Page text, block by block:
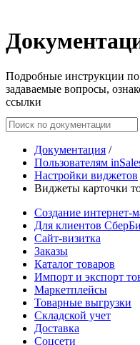
Подробные инструкции
задаваемые вопросы,
ссылки
Документация /
Пользователям
Настройки виджетов
Виджеты карточки
Создание интернет-
Для клиентов
Сайт-визитка
Заказы
Каталог товаров
Импорт и экспорт
Маркетплейсы
Товарные выгрузки
Складской учет
Доставка
Соцсети